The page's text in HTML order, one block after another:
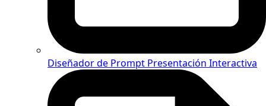
Diseñador de Prompt Presentación Interactiva